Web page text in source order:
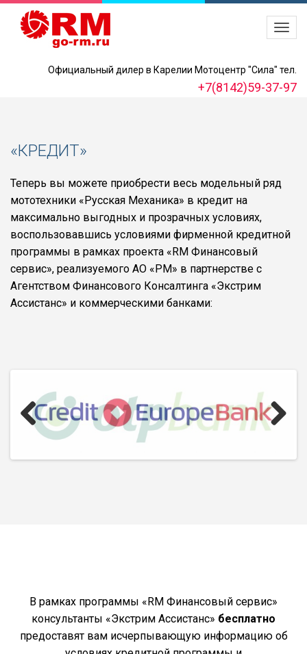
Официальный дилер в Карелии Мотоцентр "Сила" тел.
+7(8142)59-37-97
«КРЕДИТ»
Теперь вы можете приобрести весь модельный ряд
мототехники «Русская Механика» в кредит на
максимально выгодных и прозрачных условиях,
воспользовавшись условиями фирменной кредитной
программы в рамках проекта «RM Финансовый
сервис», реализуемого АО «РМ» в партнерстве с
Агентством Финансового Консалтинга «Экстрим
Ассистанс» и коммерческими банками:
Previous Next
В рамках программы «RM Финансовый сервис»
консультанты «Экстрим Ассистанс»
бесплатно
предоставят вам исчерпывающую информацию об
условиях кредитной программы и